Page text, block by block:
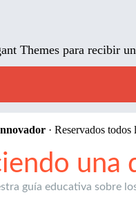
Themes para recibir
· Reservados todos
una
guía educativa sobre